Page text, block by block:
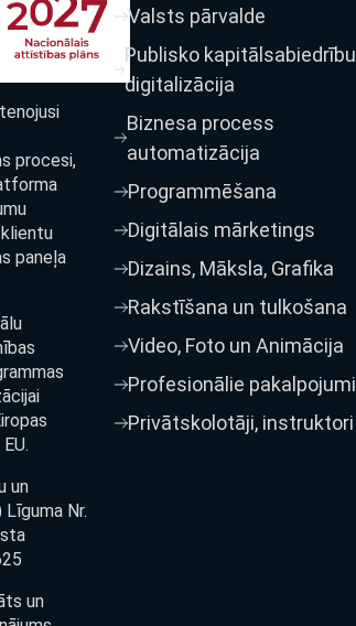
procesi,
klientu
paneļa
un
Nr.
un
Valsts pārvalde
Publisko kapitālsabiedrību
digitalizācija
Biznesa process
automatizācija
Programmēšana
Digitālais mārketings
Dizains, Māksla, Grafika
Rakstīšana un tulkošana
Video, Foto un Animācija
Profesionālie pakalpojumi
Privātskolotāji, instruktori